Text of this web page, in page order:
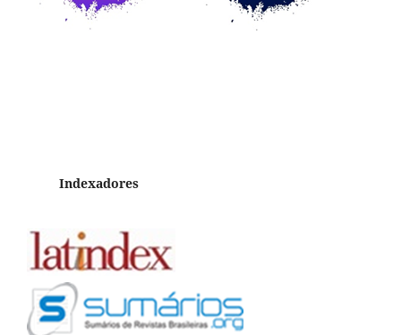
Indexadores